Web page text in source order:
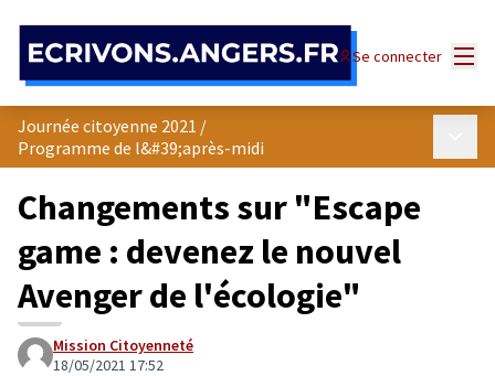
Se connecter
Journée citoyenne 2021 /
Programme de l&#39;après-midi
Changements sur "Escape
game : devenez le nouvel
Avenger de l'écologie"
Mission Citoyenneté
18/05/2021 17:52